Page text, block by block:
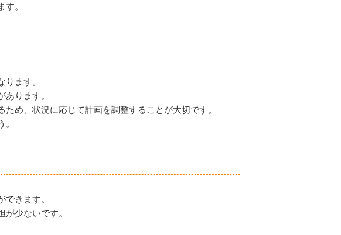
。
ます。
ります。
め、状況に応じて計画を調整することが大切です。
きます。
少ないです。